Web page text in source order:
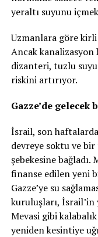
yeraltı suyunu
Uzmanlara göre
Ancak kanalizasyon
dizanteri, tuzlu
riskini artırıyor.
Gazze’de gelecek
İsrail, son
devreye soktu ve
şebekesine bağladı.
finanse edilen yeni
Gazze’ye su
kuruluşları, İsrail’in
Mevasi gibi
yeniden kesintiye